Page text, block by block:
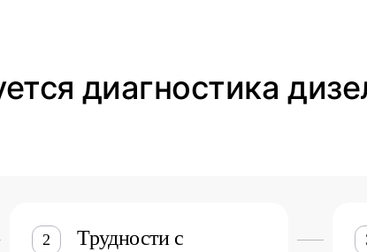
диагностика
2
Трудности с